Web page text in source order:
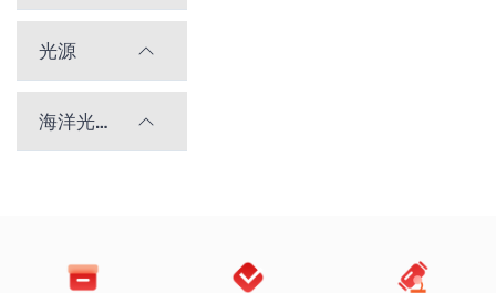
光源
海洋光学光谱仪